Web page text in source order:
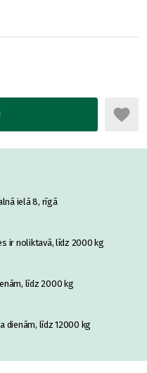
ielā 8, rīgā
ir noliktavā, līdz 2000 kg
līdz 2000 kg
dienām, līdz 12000 kg